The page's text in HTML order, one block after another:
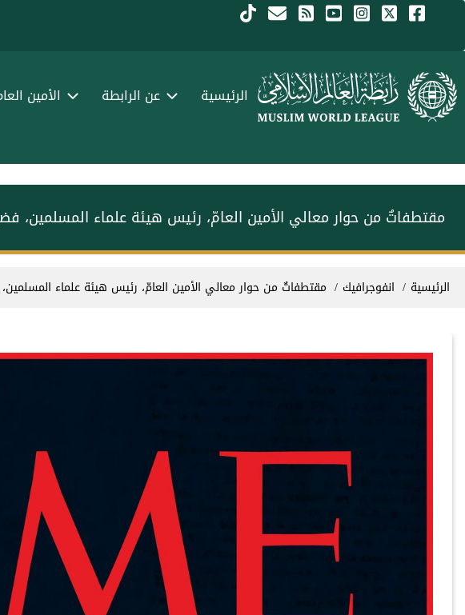
تجاوز إلى المحتوى الرئيسي
Menu Arabic الرئيسية عن الرابطة الأمين
‏مقتطفاتٌ من حوار معالي الأمين العامّ، رئيس هيئة علماء المسلمين،
مسار التنقل
الرئيسية انفوجرافيك ‏مقتطفاتٌ من حوار معالي الأمين العامّ، رئيس هيئة علماء